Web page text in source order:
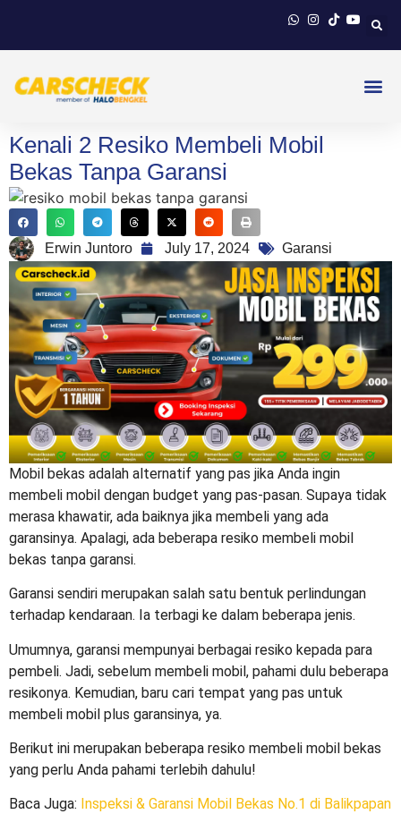
Kenali 2 Resiko Membeli Mobil
Bekas Tanpa Garansi
Erwin Juntoro July 17, 2024 Garansi
Mobil bekas adalah alternatif yang pas jika Anda ingin
membeli mobil dengan budget yang pas-pasan. Supaya tidak
merasa khawatir, ada baiknya jika membeli yang ada
garansinya. Apalagi, ada beberapa resiko membeli mobil
bekas tanpa garansi.
Garansi sendiri merupakan salah satu bentuk perlindungan
terhadap kendaraan. Ia terbagi ke dalam beberapa jenis.
Umumnya, garansi mempunyai berbagai resiko kepada para
pembeli. Jadi, sebelum membeli mobil, pahami dulu beberapa
resikonya. Kemudian, baru cari tempat yang pas untuk
membeli mobil plus garansinya, ya.
Berikut ini merupakan beberapa resiko membeli mobil bekas
yang perlu Anda pahami terlebih dahulu!
Baca Juga: Inspeksi & Garansi Mobil Bekas No.1 di Balikpapan